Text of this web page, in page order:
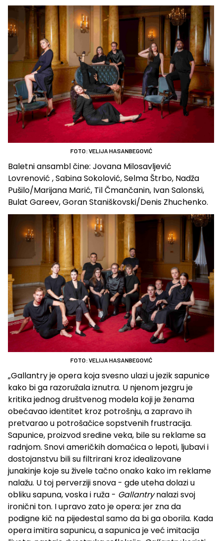
FOTO: VELIJA HASANBEGOVIĆ
Baletni ansambl čine: Jovana Milosavljević
Lovrenović , Sabina Sokolović, Selma Štrbo, Nadža
Pušilo/Marijana Marić, Til Čmančanin, Ivan Salonski,
Bulat Gareev, Goran Staniškovski/Denis Zhuchenko.
FOTO: VELIJA HASANBEGOVIĆ
„Gallantry je opera koja svesno ulazi u jezik sapunice
kako bi ga razoružala iznutra. U njenom jezgru je
kritika jednog društvenog modela koji je ženama
obećavao identitet kroz potrošnju, a zapravo ih
pretvarao u potrošačice sopstvenih frustracija.
Sapunice, proizvod sredine veka, bile su reklame sa
radnjom. Snovi američkih domaćica o lepoti, ljubavi i
dostojanstvu bili su filtrirani kroz idealizovane
junakinje koje su živele tačno onako kako im reklame
nalažu. U toj perverziji snova - gde uteha dolazi u
obliku sapuna, voska i ruža - Gallantrynalazi svoj
ironični ton. I upravo zato je opera: jer zna da
podigne kič na pijedestal samo da bi ga oborila. Kada
opera imitira sapunicu, a sapunica je već imitacija